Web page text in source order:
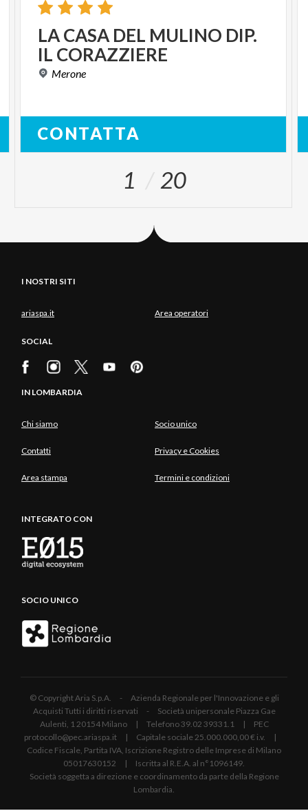
LACASA DEL MULINO DIP.
IL CORAZZIERE
Merone
CONTATTA
1 20
I NOSTRI SITI
ariaspa.it Area operatori
SOCIAL
IN LOMBARDIA
Chi siamo Socio unico
Contatti Privacy e Cookies
Area stampa Termini e condizioni
INTEGRATO CON
SOCIO UNICO
© Copyright Aria S.p.A. - Azienda Regionale per l'Innovazione e gli
Acquisti Tutti i diritti riservati - Società unipersonale Piazza Gae
Aulenti, 1 20154 Milano | Telefono 39.02 39331.1 | PEC
protocollo@pec.ariaspa.it | Capitale sociale 25.000.000,00 € i.v. |
Codice Fiscale, Partita IVA, Iscrizione Registro delle Imprese di Milano
05017630152 | Iscritta al R.E.A. al n°1096149.
Società soggetta a direzione e coordinamento da parte della Regione
Lombardia.